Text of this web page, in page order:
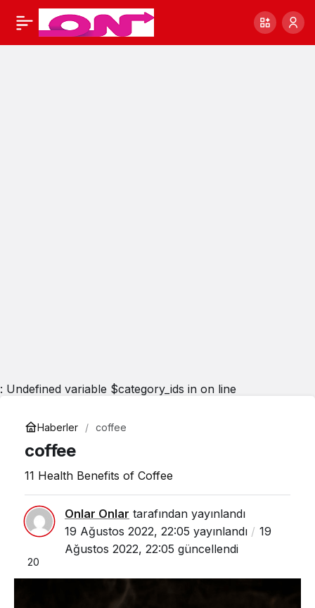
: Undefined variable $category_ids in on line
Haberler coffee
coffee
11 Health Benefits of Coffee
Onlar Onlar tarafından yayınlandı
19 Ağustos 2022, 22:05 yayınlandı
19
Ağustos 2022, 22:05 güncellendi
20
11 Health Benefits of Paylaş